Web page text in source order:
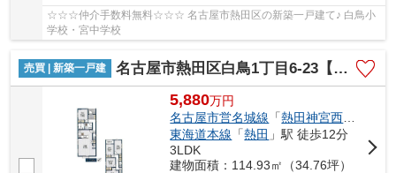
☆☆☆仲介手数料無料☆☆☆ 名古屋市熱田区の新築一戸建て♪ 白鳥小
学校・宮中学校
売買 | 新築一戸建 名古屋市熱田区白鳥1丁目6-23【仲介手数料無料】新築一戸建て 2号棟
5,880万円
名古屋市営名城線 「熱田神宮西
東海道本線 「熱田 」駅 徒歩12分
3LDK
建物面積：114.93㎡（34.76坪）